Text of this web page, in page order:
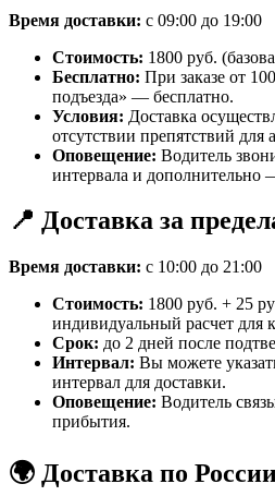
Время доставки: с 09:00 до 19:00
Стоимость: 1800 руб.
Бесплатно: При заказе от
подъезда» — бесплатно.
Условия: Доставка
отсутствии препятствий для
Оповещение: Водитель
интервала и дополнительно
📍 Доставка за
Время доставки: с 10:00 до 21:00
Стоимость: 1800 руб. + 25
индивидуальный расчет для
Срок: до 2 дней после
Интервал: Вы можете
интервал для доставки.
Оповещение: Водитель
прибытия.
🌍 Доставка по